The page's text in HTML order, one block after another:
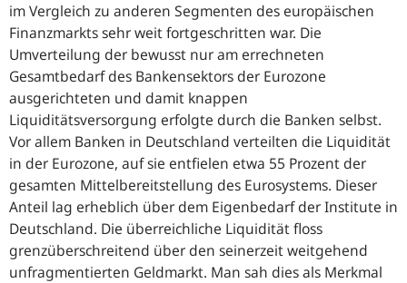
im Vergleich zu anderen Segmenten des europäischen
Finanzmarkts sehr weit fortgeschritten war. Die
Umverteilung der bewusst nur am errechneten
Gesamtbedarf des Bankensektors der Eurozone
ausgerichteten und damit knappen
Liquiditätsversorgung erfolgte durch die Banken selbst.
Vor allem Banken in Deutschland verteilten die Liquidität
in der Eurozone, auf sie entfielen etwa 55 Prozent der
gesamten Mittelbereitstellung des Eurosystems. Dieser
Anteil lag erheblich über dem Eigenbedarf der Institute in
Deutschland. Die überreichliche Liquidität floss
grenzüberschreitend über den seinerzeit weitgehend
unfragmentierten Geldmarkt. Man sah dies als Merkmal